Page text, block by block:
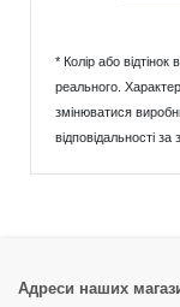
* Колір або відтінок
реального.
змінюватися
відповідальності
Адреси наших